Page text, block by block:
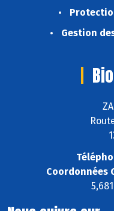
Gestion
Coordonnées